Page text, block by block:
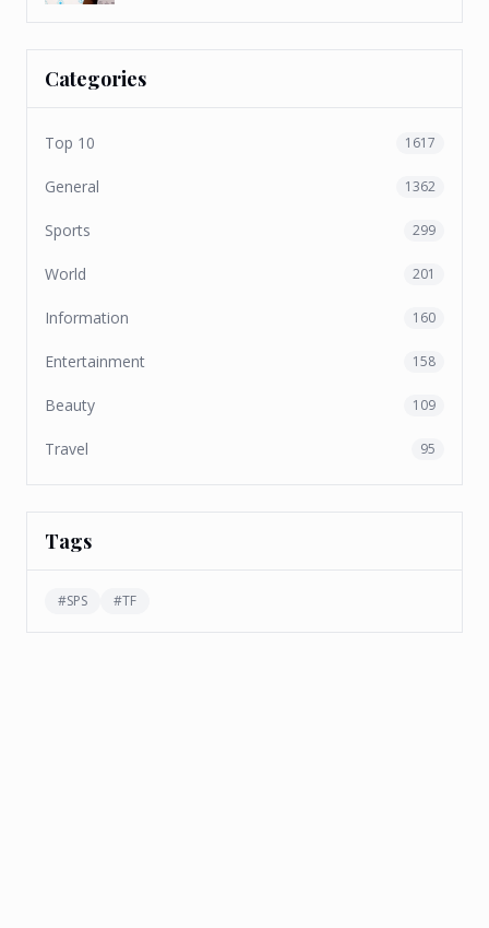
Categories
Top 10 1617
General 1362
Sports 299
World 201
Information 160
Entertainment 158
Beauty 109
Travel 95
Tags
#SPS #TF